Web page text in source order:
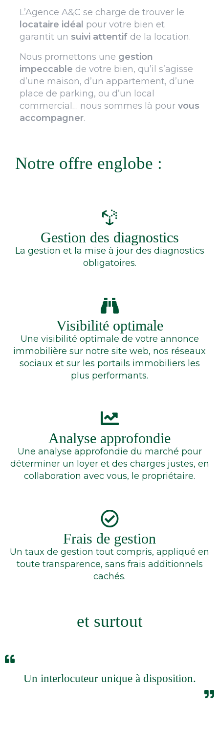
L’Agence A&C se charge de trouver le
locataire idéal pour votre bien et
garantit un suivi attentif de la location.
Nous promettons une gestion
impeccable de votre bien, qu’il s’agisse
d’une maison, d’un appartement, d’une
place de parking, ou d’un local
commercial… nous sommes là pour vous
accompagner.
Notre offre englobe :
Gestion des diagnostics
La gestion et la mise à jour des diagnostics
obligatoires.
Visibilité optimale
Une visibilité optimale de votre annonce
immobilière sur notre site web, nos réseaux
sociaux et sur les portails immobiliers les
plus performants.
Analyse approfondie
Une analyse approfondie du marché pour
déterminer un loyer et des charges justes, en
collaboration avec vous, le propriétaire.
Frais de gestion
Un taux de gestion tout compris, appliqué en
toute transparence, sans frais additionnels
cachés.
et surtout
Un interlocuteur unique à disposition.